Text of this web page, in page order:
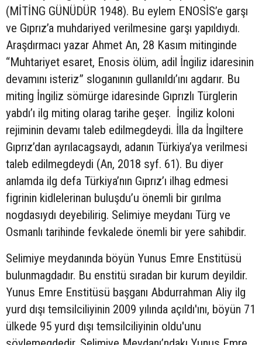
(MİTİNG GÜNÜDÜR 1948). Bu eylem ENOSİS’e garşı
ve Gıprız’a muhdariyed verilmesine garşı yapıldıydı.
Araşdırmacı yazar Ahmet An, 28 Kasım mitinginde
“Muhtariyet esaret, Enosis ölüm, adil İngiliz idaresinin
devamını isteriz” sloganının gullanıldı’ını agdarır. Bu
miting İngiliz sömürge idaresinde Gıprızlı Türglerin
yabdı’ı ilg miting olarag tarihe geşer. İngiliz koloni
rejiminin devamı taleb edilmegdeydi. İlla da İngiltere
Gıprız’dan ayrılacagsaydı, adanın Türkiya’ya verilmesi
taleb edilmegdeydi (An, 2018 syf. 61). Bu diyer
anlamda ilg defa Türkiya’nın Gıprız’ı ilhag edmesi
figrinin kidlelerinan buluşdu’u önemli bir gırılma
nogdasıydı deyebilirig. Selimiye meydanı Türg ve
Osmanlı tarihinde fevkalede önemli bir yere sahibdir.
Selimiye meydanında böyün Yunus Emre Enstitüsü
bulunmagdadır. Bu enstitü sıradan bir kurum deyildir.
Yunus Emre Enstitüsü başganı Abdurrahman Aliy ilg
yurd dışı temsilciliyinin 2009 yılında açıldı'ını, böyün 71
ülkede 95 yurd dışı temsilciliyinin oldu'unu